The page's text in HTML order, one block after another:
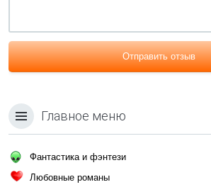
Отправить отзыв
Главное меню
Фантастика и фэнтези
Любовные романы